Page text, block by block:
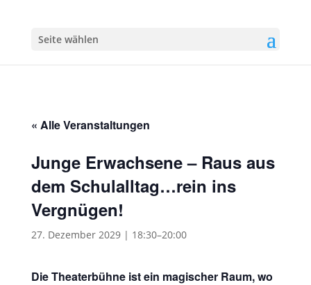
Seite wählen
« Alle Veranstaltungen
Junge Erwachsene – Raus aus
dem Schulalltag…rein ins
Vergnügen!
27. Dezember 2029 | 18:30–20:00
Die Theaterbühne ist ein magischer Raum, wo